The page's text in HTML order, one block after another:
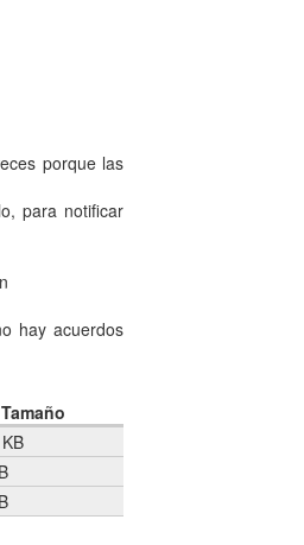
porque las
para notificar
hay acuerdos
Tamaño